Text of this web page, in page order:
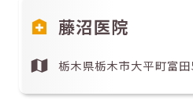
藤沼医院
栃木県栃木市大平町富